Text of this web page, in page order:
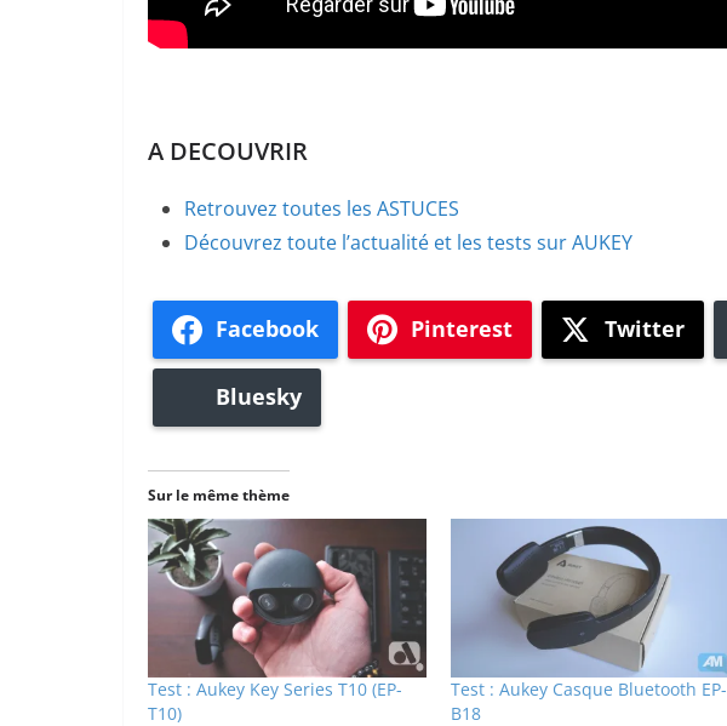
A DECOUVRIR
Retrouvez toutes les ASTUCES
Découvrez toute l’actualité et les tests sur AUKEY
Facebook Pinterest Twitter
Bluesky
Sur le même thème
Test : Aukey Key Series T10 (EP-
T10)
Test : Aukey Casque Bluetooth EP-
B18